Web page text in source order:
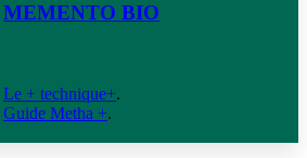
MEMENTO BIO
Le + technique+.
Guide Metha +.